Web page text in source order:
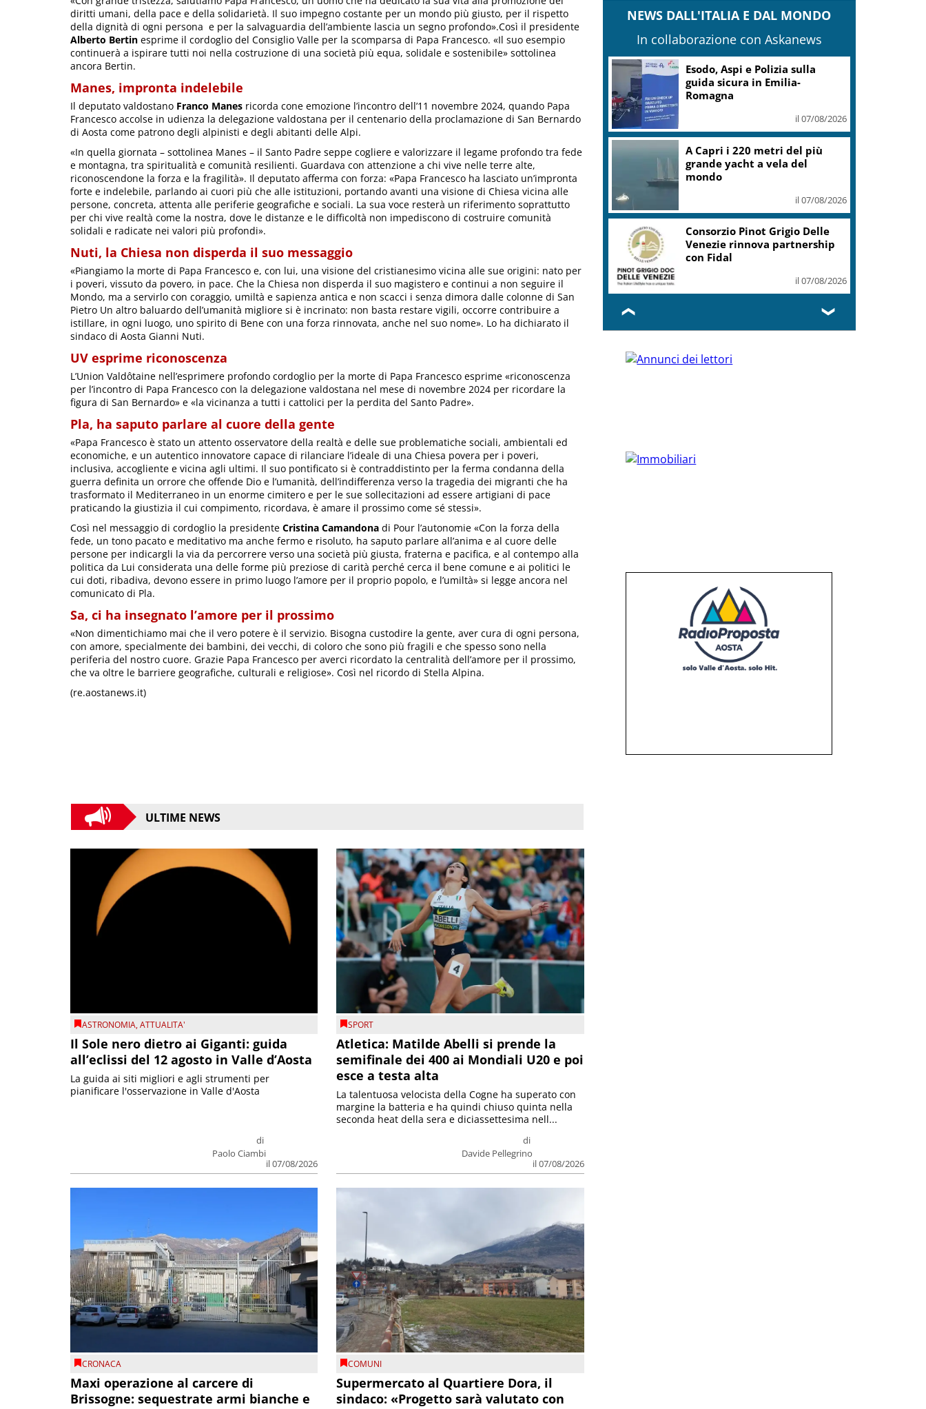
diritti umani, della pace e della solidarietà. Il suo impegno costante per un mondo più giusto, per il rispetto
della dignità di ogni persona e per la salvaguardia dell’ambiente lascia un segno profondo».Così il presidente
Alberto Bertin esprime il cordoglio del Consiglio Valle per la scomparsa di Papa Francesco. «Il suo esempio
continuerà a ispirare tutti noi nella costruzione di una società più equa, solidale e sostenibile» sottolinea
ancora Bertin.
Manes, impronta indelebile
Il deputato valdostano Franco Manes ricorda cone emozione l’incontro dell’11 novembre 2024, quando Papa
Francesco accolse in udienza la delegazione valdostana per il centenario della proclamazione di San Bernardo
di Aosta come patrono degli alpinisti e degli abitanti delle Alpi.
«In quella giornata – sottolinea Manes – il Santo Padre seppe cogliere e valorizzare il legame profondo tra fede
e montagna, tra spiritualità e comunità resilienti. Guardava con attenzione a chi vive nelle terre alte,
riconoscendone la forza e la fragilità». Il deputato afferma con forza: «Papa Francesco ha lasciato un’impronta
forte e indelebile, parlando ai cuori più che alle istituzioni, portando avanti una visione di Chiesa vicina alle
persone, concreta, attenta alle periferie geografiche e sociali. La sua voce resterà un riferimento soprattutto
per chi vive realtà come la nostra, dove le distanze e le difficoltà non impediscono di costruire comunità
solidali e radicate nei valori più profondi».
Nuti, la Chiesa non disperda il suo messaggio
«Piangiamo la morte di Papa Francesco e, con lui, una visione del cristianesimo vicina alle sue origini: nato per
i poveri, vissuto da povero, in pace. Che la Chiesa non disperda il suo magistero e continui a non seguire il
Mondo, ma a servirlo con coraggio, umiltà e sapienza antica e non scacci i senza dimora dalle colonne di San
Pietro Un altro baluardo dell’umanità migliore si è incrinato: non basta restare vigili, occorre contribuire a
istillare, in ogni luogo, uno spirito di Bene con una forza rinnovata, anche nel suo nome». Lo ha dichiarato il
sindaco di Aosta Gianni Nuti.
UV esprime riconoscenza
L’Union Valdôtaine nell’esprimere profondo cordoglio per la morte di Papa Francesco esprime «riconoscenza
per l’incontro di Papa Francesco con la delegazione valdostana nel mese di novembre 2024 per ricordare la
figura di San Bernardo» e «la vicinanza a tutti i cattolici per la perdita del Santo Padre».
Pla, ha saputo parlare al cuore della gente
«Papa Francesco è stato un attento osservatore della realtà e delle sue problematiche sociali, ambientali ed
economiche, e un autentico innovatore capace di rilanciare l’ideale di una Chiesa povera per i poveri,
inclusiva, accogliente e vicina agli ultimi. Il suo pontificato si è contraddistinto per la ferma condanna della
guerra definita un orrore che offende Dio e l’umanità, dell’indifferenza verso la tragedia dei migranti che ha
trasformato il Mediterraneo in un enorme cimitero e per le sue sollecitazioni ad essere artigiani di pace
praticando la giustizia il cui compimento, ricordava, è amare il prossimo come sé stessi».
Così nel messaggio di cordoglio la presidente Cristina Camandona di Pour l’autonomie «Con la forza della
fede, un tono pacato e meditativo ma anche fermo e risoluto, ha saputo parlare all’anima e al cuore delle
persone per indicargli la via da percorrere verso una società più giusta, fraterna e pacifica, e al contempo alla
politica da Lui considerata una delle forme più preziose di carità perché cerca il bene comune e ai politici le
cui doti, ribadiva, devono essere in primo luogo l’amore per il proprio popolo, e l’umiltà» si legge ancora nel
comunicato di Pla.
Sa, ci ha insegnato l’amore per il prossimo
«Non dimentichiamo mai che il vero potere è il servizio. Bisogna custodire la gente, aver cura di ogni persona,
con amore, specialmente dei bambini, dei vecchi, di coloro che sono più fragili e che spesso sono nella
periferia del nostro cuore. Grazie Papa Francesco per averci ricordato la centralità dell’amore per il prossimo,
che va oltre le barriere geografiche, culturali e religiose». Così nel ricordo di Stella Alpina.
(re.aostanews.it)
ULTIME NEWS
ASTRONOMIA,ATTUALITA'
Il Sole nero dietro ai Giganti: guida
all’eclissi del 12 agosto in Valle d’Aosta
di
Paolo Ciambi
il 07/08/2026
La guida ai siti migliori e agli strumenti per
pianificare l'osservazione in Valle d'Aosta
SPORT
Atletica: Matilde Abelli si prende la
semifinale dei 400 ai Mondiali U20 e poi
esce a testa alta
di
Davide Pellegrino
il 07/08/2026
La talentuosa velocista della Cogne ha superato con
margine la batteria e ha quindi chiuso quinta nella
seconda heat della sera e diciassettesima nell...
CRONACA
Maxi operazione al carcere di
Brissogne: sequestrate armi bianche e
COMUNI
Supermercato al Quartiere Dora, il
sindaco: «Progetto sarà valutato con
NEWS DALL'ITALIA E DAL MONDO
In collaborazione con Askanews
Esodo, Aspi e Polizia sulla
guida sicura in Emilia-
Romagna
il 07/08/2026
A Capri i 220 metri del più
grande yacht a vela del
mondo
il 07/08/2026
Consorzio Pinot Grigio Delle
Venezie rinnova partnership
con Fidal
il 07/08/2026
❮ ❯